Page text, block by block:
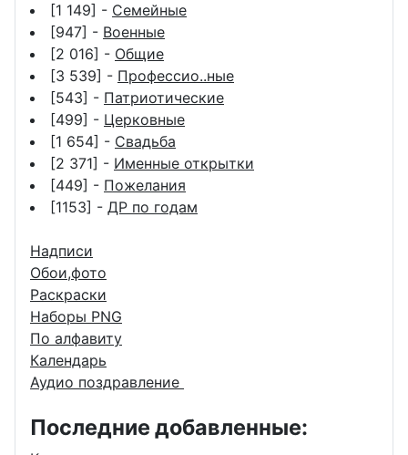
[1 149] - Семейные
[947] - Военные
[2 016] - Общие
[3 539] - Профессио..ные
[543] - Патриотические
[499] - Церковные
[1 654] - Свадьба
[2 371] - Именные открытки
[449] - Пожелания
[1153] - ДР по годам
Надписи
Обои,фото
Раскраски
Наборы PNG
По алфавиту
Календарь
Аудио поздравление
Последние добавленные: